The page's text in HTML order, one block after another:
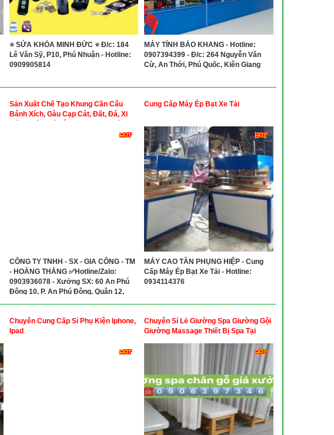
⭐ SỬA KHÓA MINH ĐỨC ⭐ Đ/c: 184
Lê Văn Sỹ, P10, Phú Nhuận - Hotline:
0909905814
MÁY TÍNH BẢO KHANG - Hotline:
0907394399 - Đ/c: 264 Nguyễn Văn
Cừ, An Thới, Phú Quốc, Kiên Giang
Sản Xuất Chế Tạo Khung Cần Cẩu
Bánh Xích, Gàu Cạp Cát, Đất, Đá, Xi
Ống Trượt Búa Đóng Cọc, Dàn Ép Cọc
CÔNG TY TNHH - SX - GIA CÔNG - TM
- HOÀNG THẮNG ✅Hotline/Zalo:
0903936078 - Xưởng SX: 60 An Phú
Đông 10, P. An Phú Đông, Quận 12,
Cung Cấp Máy Ép Bạt Xe Tải
MÁY CAO TẦN PHỤNG HIỆP - Cung
Cấp Máy Ép Bạt Xe Tải - Hotline:
0934114376
Chuyên Cung Cấp Sỉ Phụ Kiện Iphone,
Ipad
Chuyên Sỉ Lẻ Giường Spa Giường Gội
Giường Massage Thiết Bị Spa Tại